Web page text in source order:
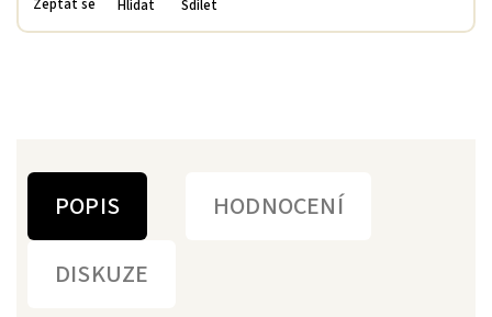
Hlídat Sdílet
POPIS
HODNOCENÍ
DISKUZE